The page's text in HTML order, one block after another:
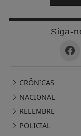
Siga-
CRÔNICAS
NACIONAL
RELEMBRE
POLICIAL